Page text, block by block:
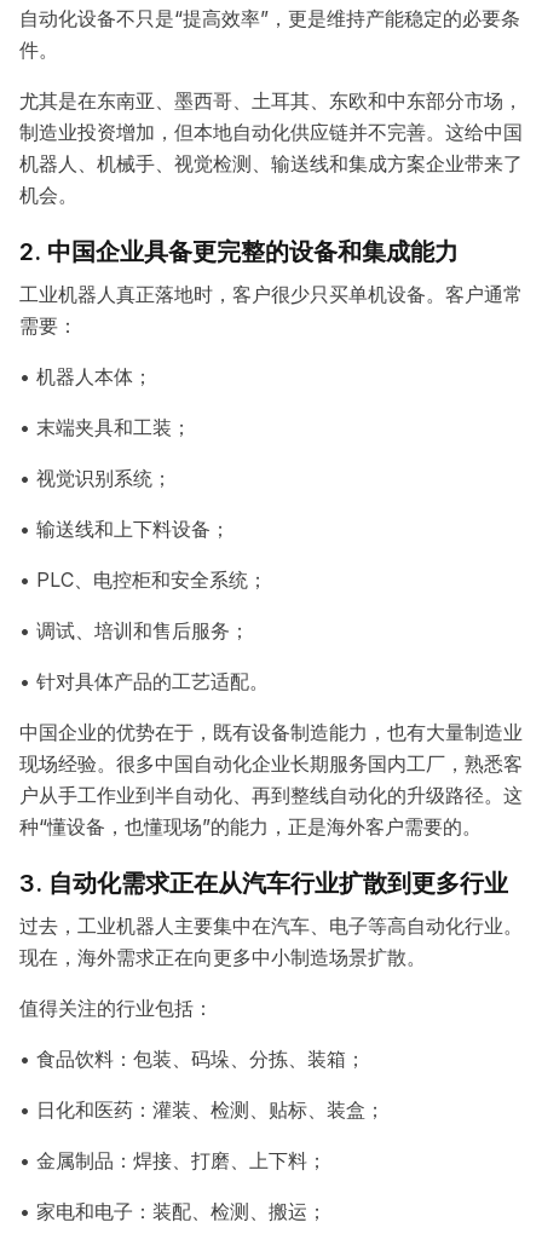
自动化设备不只是“提高效率”，更是维持产能稳定的必要条
件。
尤其是在东南亚、墨西哥、土耳其、东欧和中东部分市场，
制造业投资增加，但本地自动化供应链并不完善。这给中国
机器人、机械手、视觉检测、输送线和集成方案企业带来了
机会。
2. 中国企业具备更完整的设备和集成能力
工业机器人真正落地时，客户很少只买单机设备。客户通常
需要：
• 机器人本体；
• 末端夹具和工装；
• 视觉识别系统；
• 输送线和上下料设备；
• PLC、电控柜和安全系统；
• 调试、培训和售后服务；
• 针对具体产品的工艺适配。
中国企业的优势在于，既有设备制造能力，也有大量制造业
现场经验。很多中国自动化企业长期服务国内工厂，熟悉客
户从手工作业到半自动化、再到整线自动化的升级路径。这
种“懂设备，也懂现场”的能力，正是海外客户需要的。
3. 自动化需求正在从汽车行业扩散到更多行业
过去，工业机器人主要集中在汽车、电子等高自动化行业。
现在，海外需求正在向更多中小制造场景扩散。
值得关注的行业包括：
• 食品饮料：包装、码垛、分拣、装箱；
• 日化和医药：灌装、检测、贴标、装盒；
• 金属制品：焊接、打磨、上下料；
• 家电和电子：装配、检测、搬运；